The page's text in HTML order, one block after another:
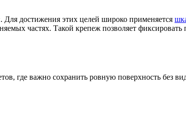
Для достижения этих целей широко применяется
частях. Такой крепеж позволяет фиксировать
где важно сохранить ровную поверхность без